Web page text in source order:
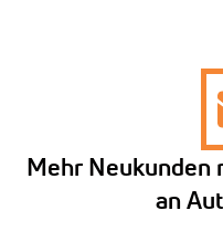
Mehr Neukunden
an